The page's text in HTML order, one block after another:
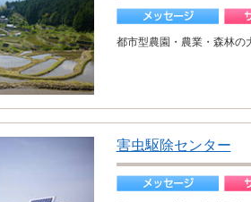
都市型農園・農業・森林の
害虫駆除センター